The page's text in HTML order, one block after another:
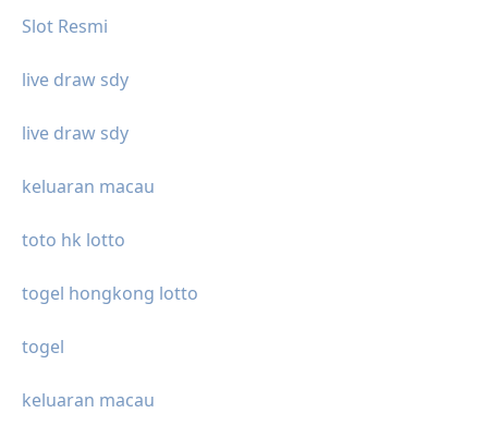
Slot Resmi
live draw sdy
live draw sdy
keluaran macau
toto hk lotto
togel hongkong lotto
togel
keluaran macau